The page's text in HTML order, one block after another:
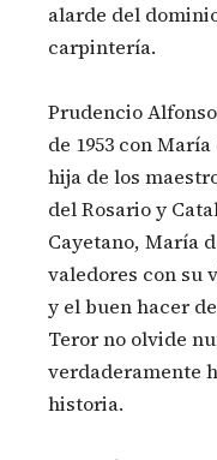
alarde del
carpintería.
Prudencio
de 1953 con
hija de los
del Rosario y
Cayetano, María
valedores con su
y el buen hacer
Teror no olvide
verdaderamente
historia.